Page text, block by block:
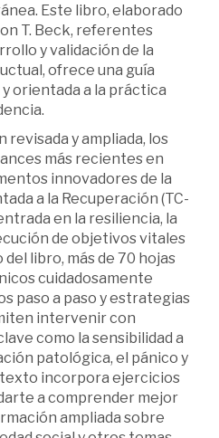
Este libro, elaborado
T. Beck, referentes
y validación de la
ofrece una guía
orientada a la práctica
revisada y ampliada, los
más recientes en
innovadores de la
a la Recuperación (TC-
en la resiliencia, la
de objetivos vitales
libro, más de 70 hojas
cuidadosamente
paso a paso y estrategias
intervenir con
como la sensibilidad a
patológica, el pánico y
texto incorpora ejercicios
a comprender mejor
ampliada sobre